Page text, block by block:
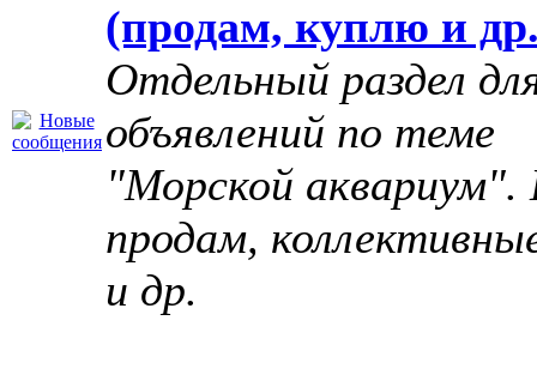
(продам, куплю и
Отдельный раздел
объявлений по теме
"Морской аквариум".
продам,
и др.